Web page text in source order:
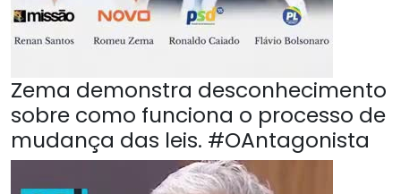
Zema demonstra desconhecimento
sobre como funciona o processo de
mudança das leis. #OAntagonista